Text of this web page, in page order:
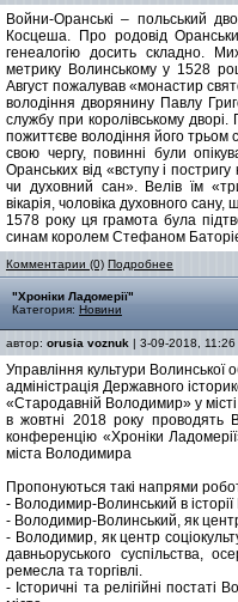
Войни-Оранські – польський
Косцеша. Про родовід
генеалогію досить складно.
метрику Волинському у 1528
Август пожалував «монастир
володіння дворянину Павлу
службу при королівському
пожиттєве володіння його трьом
свою чергу, повинні були
Оранських від «вступу і
чи духовний сан». Велів їм
вікарія, чоловіка духовного
1578 року ця грамота була
синам королем Стефаном
Комментарии (0) Подробнее
"Хроніки Ладомерії"
Категория: Новини
автор: orusia voznuk | 3-09-2018,
Управління культури Волинської
адміністрація Державного
«Стародавній Володимир» у
в жовтні 2018 року проводять
конференцію «Хроніки
міста Володимира
Пропонуються такі напрями
- Володимир-Волинський в історії
- Володимир-Волинський, як
- Володимир, як центр
давньоруського суспільства,
ремесла та торгівлі.
- Історичні та релігійні постаті